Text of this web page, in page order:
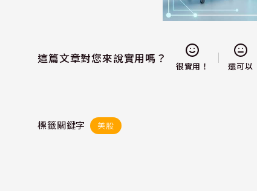
這篇文章對您來說實用嗎？
很實用！ 還可以
標籤關鍵字 美股